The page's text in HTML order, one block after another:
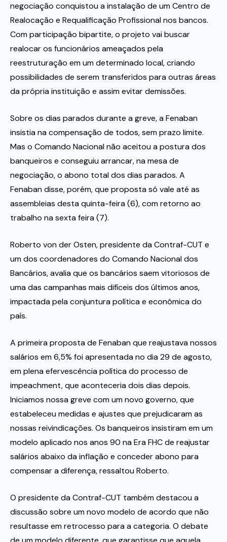
negociação conquistou a instalação de um Centro de
Realocação e Requalificação Profissional nos bancos.
Com participação bipartite, o projeto vai buscar
realocar os funcionários ameaçados pela
reestruturação em um determinado local, criando
possibilidades de serem transferidos para outras áreas
da própria instituição e assim evitar demissões.
Sobre os dias parados durante a greve, a Fenaban
insistia na compensação de todos, sem prazo limite.
Mas o Comando Nacional não aceitou a postura dos
banqueiros e conseguiu arrancar, na mesa de
negociação, o abono total dos dias parados. A
Fenaban disse, porém, que proposta só vale até as
assembleias desta quinta-feira (6), com retorno ao
trabalho na sexta feira (7).
Roberto von der Osten, presidente da Contraf-CUT e
um dos coordenadores do Comando Nacional dos
Bancários, avalia que os bancários saem vitoriosos de
uma das campanhas mais difíceis dos últimos anos,
impactada pela conjuntura política e econômica do
país.
A primeira proposta de Fenaban que reajustava nossos
salários em 6,5% foi apresentada no dia 29 de agosto,
em plena efervescência política do processo de
impeachment, que aconteceria dois dias depois.
Iniciamos nossa greve com um novo governo, que
estabeleceu medidas e ajustes que prejudicaram as
nossas reivindicações. Os banqueiros insistiram em um
modelo aplicado nos anos 90 na Era FHC de reajustar
salários abaixo da inflação e conceder abono para
compensar a diferença, ressaltou Roberto.
O presidente da Contraf-CUT também destacou a
discussão sobre um novo modelo de acordo que não
resultasse em retrocesso para a categoria. O debate